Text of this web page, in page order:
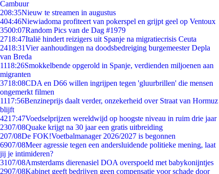
Cambuur
208:35Nieuw te streamen in augustus
404:46Niewiadoma profiteert van pokerspel en grijpt geel op Ventoux
3500:07Random Pics van de Dag #1979
2718:47Italië hindert reizigers uit Spanje na migratiecrisis Ceuta
2418:31Vier aanhoudingen na doodsbedreiging burgemeester Depla
van Breda
1118:26Smokkelbende opgerold in Spanje, verdienden miljoenen aan
migranten
3718:08CDA en D66 willen ingrijpen tegen 'gluurbrillen' die mensen
ongemerkt filmen
1117:56Benzineprijs daalt verder, onzekerheid over Straat van Hormuz
blijft
4217:47Voedselprijzen wereldwijd op hoogste niveau in ruim drie jaar
2307/08Quake krijgt na 30 jaar een gratis uitbreiding
207/08De FOK!Voetbalmanager 2026/2027 is begonnen
6907/08Meer agressie tegen een andersluidende politieke mening, laat
jij je intimideren?
3107/08Amsterdams dierenasiel DOA overspoeld met babykonijntjes
2907/08Kabinet geeft bedrijven geen compensatie voor schade door